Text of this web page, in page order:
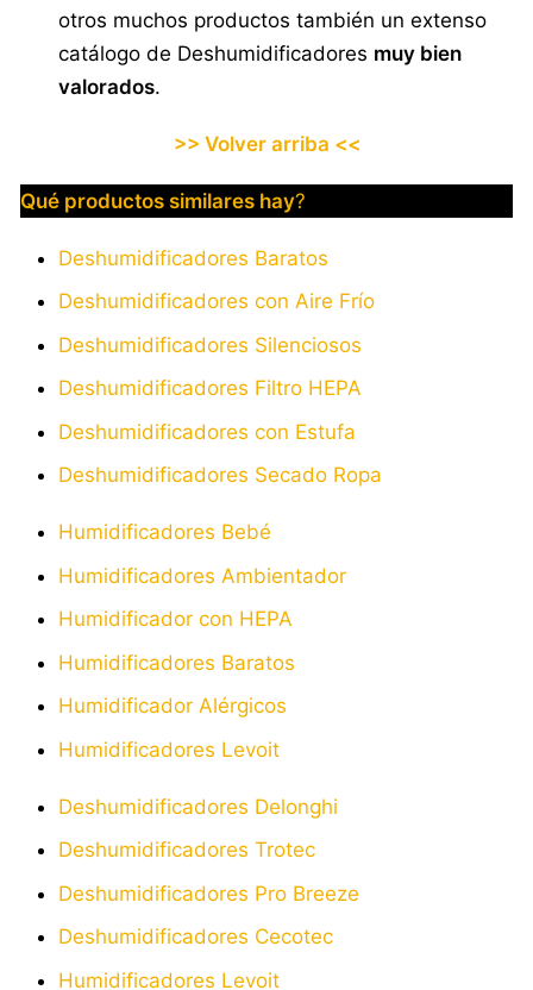
otros muchos productos también un extenso
catálogo de Deshumidificadores muy bien
valorados.
>> Volver arriba <<
Qué productos similares hay?
Deshumidificadores Baratos
Deshumidificadores con Aire Frío
Deshumidificadores Silenciosos
Deshumidificadores Filtro HEPA
Deshumidificadores con Estufa
Deshumidificadores Secado Ropa
Humidificadores Bebé
Humidificadores Ambientador
Humidificador con HEPA
Humidificadores Baratos
Humidificador Alérgicos
Humidificadores Levoit
Deshumidificadores Delonghi
Deshumidificadores Trotec
Deshumidificadores Pro Breeze
Deshumidificadores Cecotec
Humidificadores Levoit